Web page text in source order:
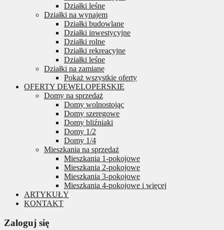
Działki leśne
Działki na wynajem
Działki budowlane
Działki inwestycyjne
Działki rolne
Działki rekreacyjne
Działki leśne
Działki na zamianę
Pokaż wszystkie oferty
OFERTY DEWELOPERSKIE
Domy na sprzedaż
Domy wolnostojąc
Domy szeregowe
Domy bliźniaki
Domy 1/2
Domy 1/4
Mieszkania na sprzedaż
Mieszkania 1-pokojowe
Mieszkania 2-pokojowe
Mieszkania 3-pokojowe
Mieszkania 4-pokojowe i więcej
ARTYKUŁY
KONTAKT
Zaloguj się